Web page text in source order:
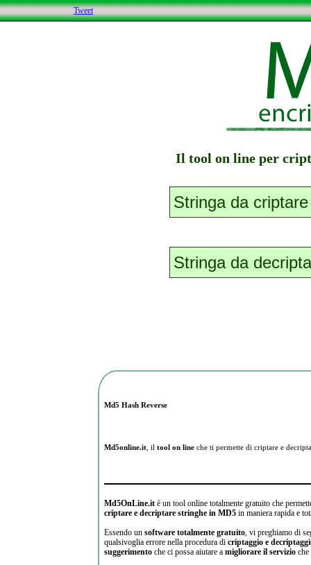
Tweet
Il tool on line per
Md5 Hash Reverse
Md5online.it, il tool on lineche ti permette di criptare e
Md5OnLine.itè un tool online totalmente gratuito che
criptare e decriptare stringhe in MD5in maniera rapida e
Essendo un software totalmente gratuito, vi preghiamo di
qualsivoglia errore nella procedura di criptaggio e
suggerimentoche ci possa aiutare a migliorare il servizioche